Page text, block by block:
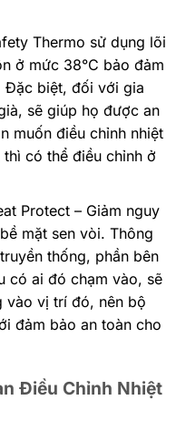
Thermo sử dụng lõi
ở mức 38°C bảo đảm
Đặc biệt, đối với gia
sẽ giúp họ được an
muốn điều chỉnh nhiệt
có thể điều chỉnh ở
Protect – Giảm nguy
mặt sen vòi. Thông
thống, phần bên
có ai đó chạm vào, sẽ
vào vị trí đó, nên bộ
đảm bảo an toàn cho
Điều Chỉnh Nhiệt